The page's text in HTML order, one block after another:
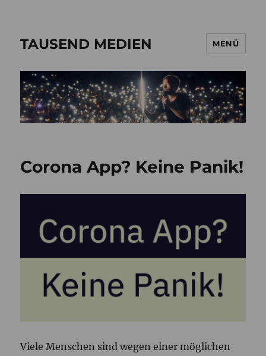
TAUSEND MEDIEN MENÜ
Corona App? Keine Panik!
Viele Menschen sind wegen einer möglichen